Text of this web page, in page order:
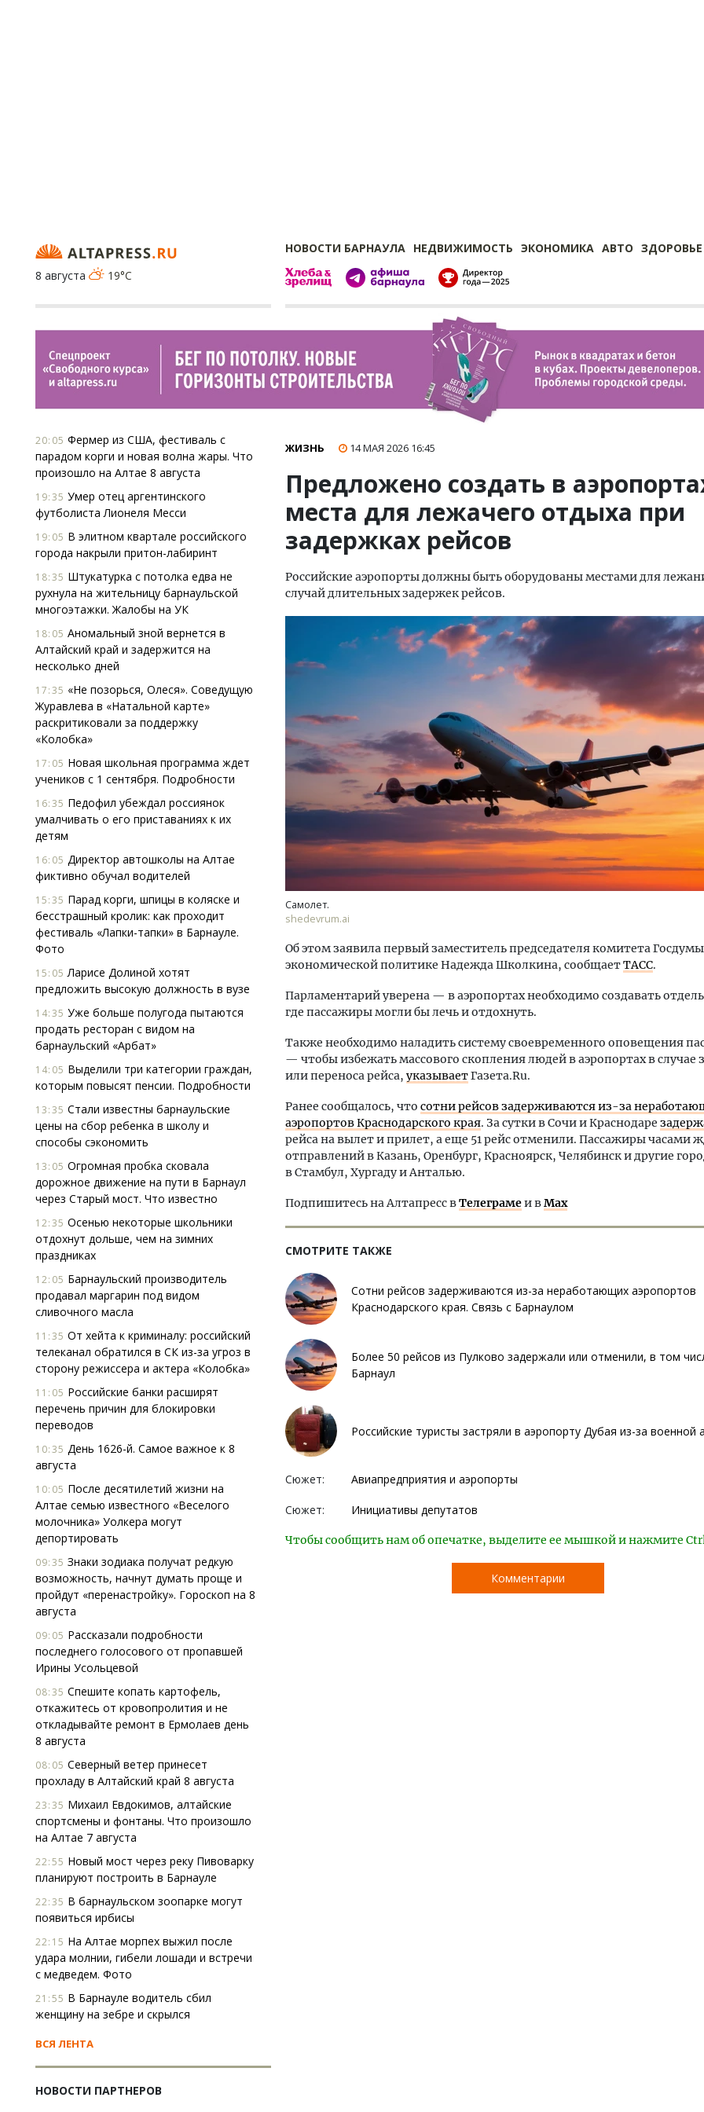
НОВОСТИ БАРНАУЛА НЕДВИЖИМОСТЬ ЭКОНОМИКА АВТО ЗДОРОВЬЕ
8 августа
19°C
20:05 Фермер из США, фестиваль с
парадом корги и новая волна жары. Что
произошло на Алтае 8 августа
19:35 Умер отец аргентинского
футболиста Лионеля Месси
19:05 В элитном квартале российского
города накрыли притон-лабиринт
18:35 Штукатурка с потолка едва не
рухнула на жительницу барнаульской
многоэтажки. Жалобы на УК
18:05 Аномальный зной вернется в
Алтайский край и задержится на
несколько дней
17:35 «Не позорься, Олеся». Соведущую
Журавлева в «Натальной карте»
раскритиковали за поддержку
«Колобка»
17:05 Новая школьная программа ждет
учеников с 1 сентября. Подробности
16:35 Педофил убеждал россиянок
умалчивать о его приставаниях к их
детям
16:05 Директор автошколы на Алтае
фиктивно обучал водителей
15:35 Парад корги, шпицы в коляске и
бесстрашный кролик: как проходит
фестиваль «Лапки-тапки» в Барнауле.
Фото
15:05 Ларисе Долиной хотят
предложить высокую должность в вузе
14:35 Уже больше полугода пытаются
продать ресторан с видом на
барнаульский «Арбат»
14:05 Выделили три категории граждан,
которым повысят пенсии. Подробности
13:35 Стали известны барнаульские
цены на сбор ребенка в школу и
способы сэкономить
13:05 Огромная пробка сковала
дорожное движение на пути в Барнаул
через Старый мост. Что известно
12:35 Осенью некоторые школьники
отдохнут дольше, чем на зимних
праздниках
12:05 Барнаульский производитель
продавал маргарин под видом
сливочного масла
11:35 От хейта к криминалу: российский
телеканал обратился в СК из-за угроз в
сторону режиссера и актера «Колобка»
11:05 Российские банки расширят
перечень причин для блокировки
переводов
10:35 День 1626-й. Самое важное к 8
августа
10:05 После десятилетий жизни на
Алтае семью известного «Веселого
молочника» Уолкера могут
депортировать
09:35 Знаки зодиака получат редкую
возможность, начнут думать проще и
пройдут «перенастройку». Гороскоп на 8
августа
09:05 Рассказали подробности
последнего голосового от пропавшей
Ирины Усольцевой
08:35 Спешите копать картофель,
откажитесь от кровопролития и не
откладывайте ремонт в Ермолаев день
8 августа
08:05 Северный ветер принесет
прохладу в Алтайский край 8 августа
23:35 Михаил Евдокимов, алтайские
спортсмены и фонтаны. Что произошло
на Алтае 7 августа
22:55 Новый мост через реку Пивоварку
планируют построить в Барнауле
22:35 В барнаульском зоопарке могут
появиться ирбисы
22:15 На Алтае морпех выжил после
удара молнии, гибели лошади и встречи
с медведем. Фото
21:55 В Барнауле водитель сбил
женщину на зебре и скрылся
ВСЯ ЛЕНТА
НОВОСТИ ПАРТНЕРОВ
ЖИЗНЬ 14 МАЯ 2026 16:45
Предложено создать в
места для лежачего отдыха при
задержках рейсов
Российские аэропорты должны быть оборудованы местами для
случай длительных задержек рейсов.
Самолет.
shedevrum.ai
Об этом заявила первый заместитель председателя комитета
экономической политике Надежда Школкина, сообщаетТАСС.
Парламентарий уверена — в аэропортах необходимо создавать
где пассажиры могли бы лечь и отдохнуть.
Также необходимо наладить систему своевременного оповещения
— чтобы избежать массового скопления людей в аэропортах в случае
или переноса рейса, указываетГазета.Ru.
Ранее сообщалось, что сотни рейсов задерживаются из-за
аэропортов Краснодарского края. За сутки в Сочи и Краснодаре
рейса на вылет и прилет, а еще 51 рейс отменили. Пассажиры часами
отправлений в Казань, Оренбург, Красноярск, Челябинск и другие
в Стамбул, Хургаду и Анталью.
Подпишитесь на Алтапресс вТелеграмеи вMax
СМОТРИТЕ ТАКЖЕ
Сотни рейсов задерживаются из-за неработающих аэропортов
Краснодарского края. Связь с Барнаулом
Более 50 рейсов из Пулково задержали или отменили, в том
Барнаул
Российские туристы застряли в аэропорту Дубая из-за военной
Сюжет: Авиапредприятия и аэропорты
Сюжет: Инициативы депутатов
Чтобы сообщить нам об опечатке, выделите ее мышкой и нажмите
Комментарии
земли. Мощение крупноформатными
плитами становится новым
стандартом благоустройства
СТРОИТЕЛЬСТВО
Смелость архитектурных идей.
Генеральный директор компании
ЗИАС — об эстетике городов,
трендах в фасадах и развитии рынка
СТРОИТЕЛЬСТВО
Ищем новые берега.
«Жилищной
Гатилов — о том, как
оставаться на плаву,